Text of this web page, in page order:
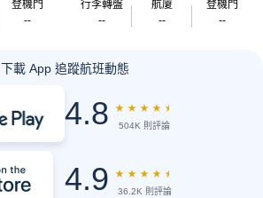
登機門
--
行李轉盤
--
航廈
--
登機門
--
下載 App 追蹤航班動態
4.8 ★ ★ ★ ★ ★
504K 則評論
4.9 ★ ★ ★ ★ ★
36.2K 則評論